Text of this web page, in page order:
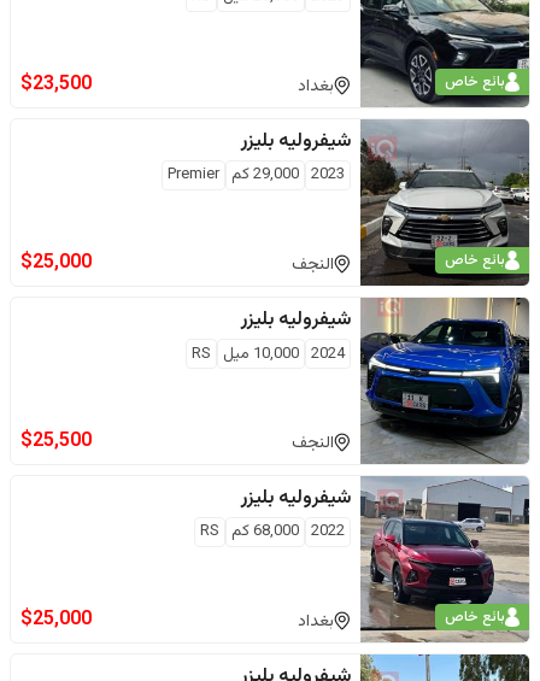
بائع خاص بغداد $23,500
بائع خاص
شيفروليه بليزر
2023
29,000كم Premier
النجف $25,000
شيفروليه بليزر
2024
10,000 ميل RS
النجف $25,500
بائع خاص
شيفروليه بليزر
2022
68,000كم RS
بغداد $25,000